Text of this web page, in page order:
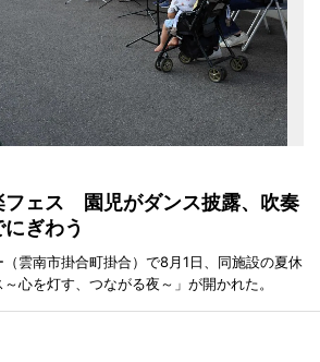
フェス 園児がダンス披露、吹奏
ぎわう
雲南市掛合町掛合）で8月1日、同施設の夏休
心を灯す、つながる夜～」が開かれた。